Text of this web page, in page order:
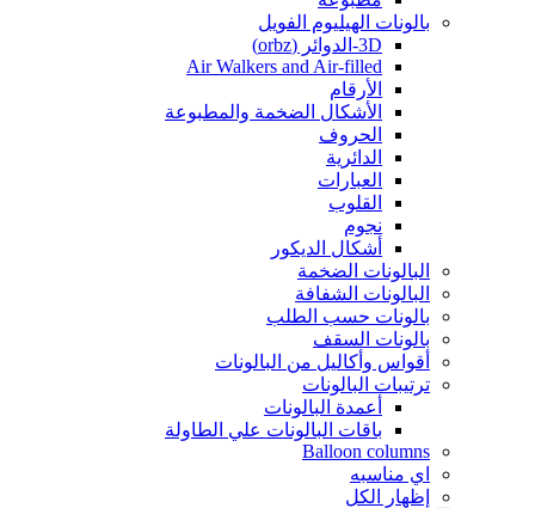
بالونات الهيليوم الفويل
3D-الدوائر (orbz)
Air Walkers and Air-filled
الأرقام
الأشكال الضخمة والمطبوعة
الحروف
الدائرية
العبارات
القلوب
نجوم
أشكال الديكور
البالونات الضخمة
البالونات الشفافة
بالونات حسب الطلب
بالونات السقف
أقواس وأكاليل من البالونات
ترتيبات البالونات
أعمدة البالونات
باقات البالونات علي الطاولة
Balloon columns
اي مناسبه
إظهار الكل